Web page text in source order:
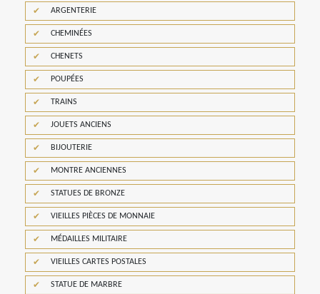
ARGENTERIE
CHEMINÉES
CHENETS
POUPÉES
TRAINS
JOUETS ANCIENS
BIJOUTERIE
MONTRE ANCIENNES
STATUES DE BRONZE
VIEILLES PIÈCES DE MONNAIE
MÉDAILLES MILITAIRE
VIEILLES CARTES POSTALES
STATUE DE MARBRE